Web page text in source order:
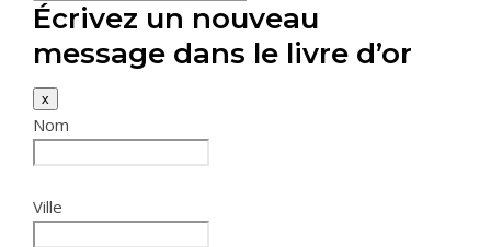
Écrivez un nouveau
message dans le livre d’or
x
Nom
Ville